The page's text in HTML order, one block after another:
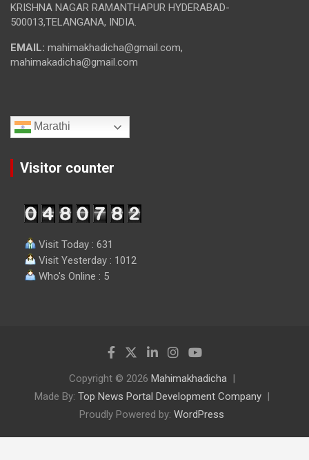
KRISHNA NAGAR RAMANTHAPUR HYDERABAD-
500013,TELANGANA, INDIA.
EMAIL: mahimakhadicha@gmail.com,
mahimakadicha@gmail.com
Marathi
Visitor counter
Visit Today : 631
Visit Yesterday : 1012
Who's Online : 5
Copyright © 2026 Mahimakhadicha
Made By: Top News Portal Development Company
Proudly Powered by: WordPress